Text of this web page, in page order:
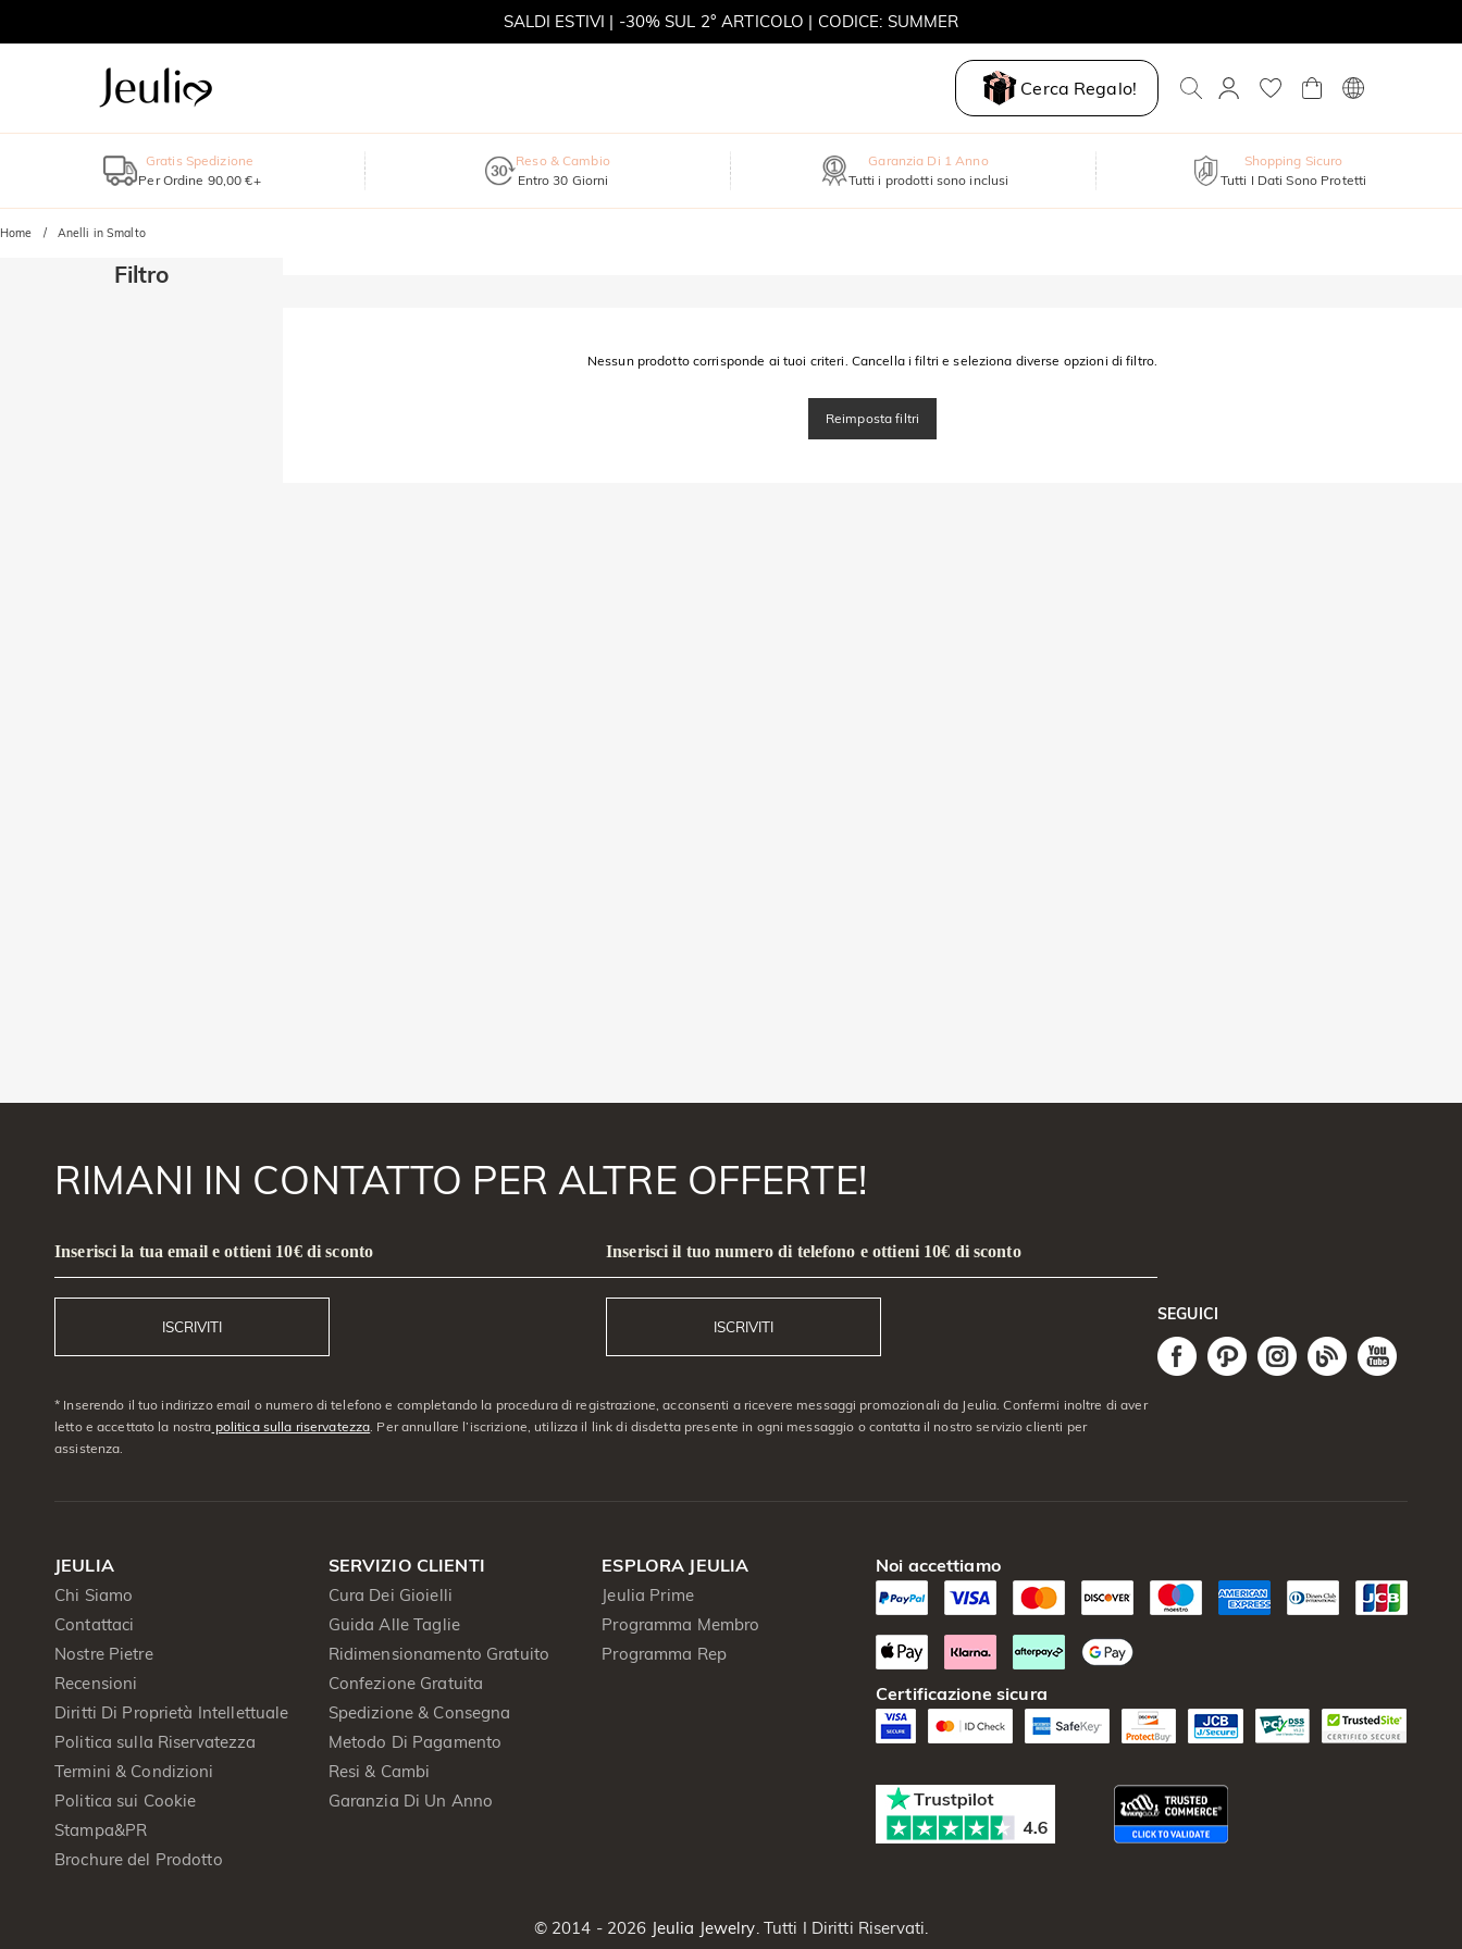
SALDI ESTIVI | -30% SUL 2° ARTICOLO | CODICE: SUMMER
Cerca Regalo!
Gratis Spedizione
Per Ordine 90,00 €+
Reso & Cambio
Entro 30 Giorni
Garanzia Di 1 Anno
Tutti i prodotti sono inclusi
Shopping Sicuro
Tutti I Dati Sono Protetti
Home Anelli in Smalto
Filtro
Nessun prodotto corrisponde ai tuoi criteri. Cancella i filtri e seleziona diverse opzioni di filtro.
Reimposta filtri
RIMANI IN CONTATTO PER ALTRE OFFERTE!
Inserisci la tua email e ottieni 10€ di sconto
ISCRIVITI
Inserisci il tuo numero di telefono e ottieni 10€ di sconto
ISCRIVITI
* Inserendo il tuo indirizzo email o numero di telefono e completando la procedura di registrazione, acconsenti a ricevere messaggi promozionali da Jeulia. Confermi inoltre di aver
letto e accettato la nostra politica sulla riservatezza . Per annullare l’iscrizione, utilizza il link di disdetta presente in ogni messaggio o contatta il nostro servizio clienti per
assistenza.
SEGUICI
JEULIA
Chi Siamo
Contattaci
Nostre Pietre
Recensioni
Diritti Di Proprietà Intellettuale
Politica sulla Riservatezza
Termini & Condizioni
Politica sui Cookie
Stampa&PR
Brochure del Prodotto
SERVIZIO CLIENTI
Cura Dei Gioielli
Guida Alle Taglie
Ridimensionamento Gratuito
Confezione Gratuita
Spedizione & Consegna
Metodo Di Pagamento
Resi & Cambi
Garanzia Di Un Anno
ESPLORA JEULIA
Jeulia Prime
Programma Membro
Programma Rep
Noi accettiamo
Certificazione sicura
© 2014 - 2026 Jeulia Jewelry . Tutti I Diritti Riservati.